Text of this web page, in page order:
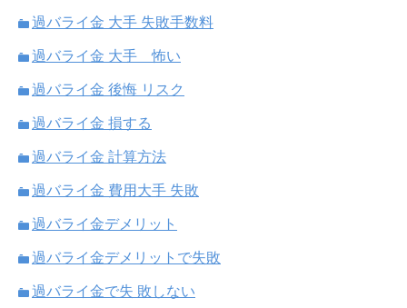
過バライ金 大手 失敗手数料
過バライ金 大手 怖い
過バライ金 後悔 リスク
過バライ金 損する
過バライ金 計算方法
過バライ金 費用大手 失敗
過バライ金デメリット
過バライ金デメリットで失敗
過バライ金で失 敗しない